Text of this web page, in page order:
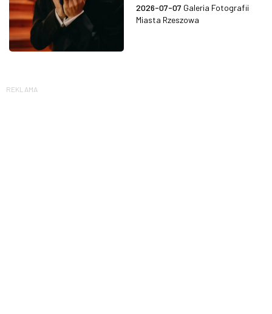
2026-07-07 Galeria Fotografii
Miasta Rzeszowa
REKLAMA